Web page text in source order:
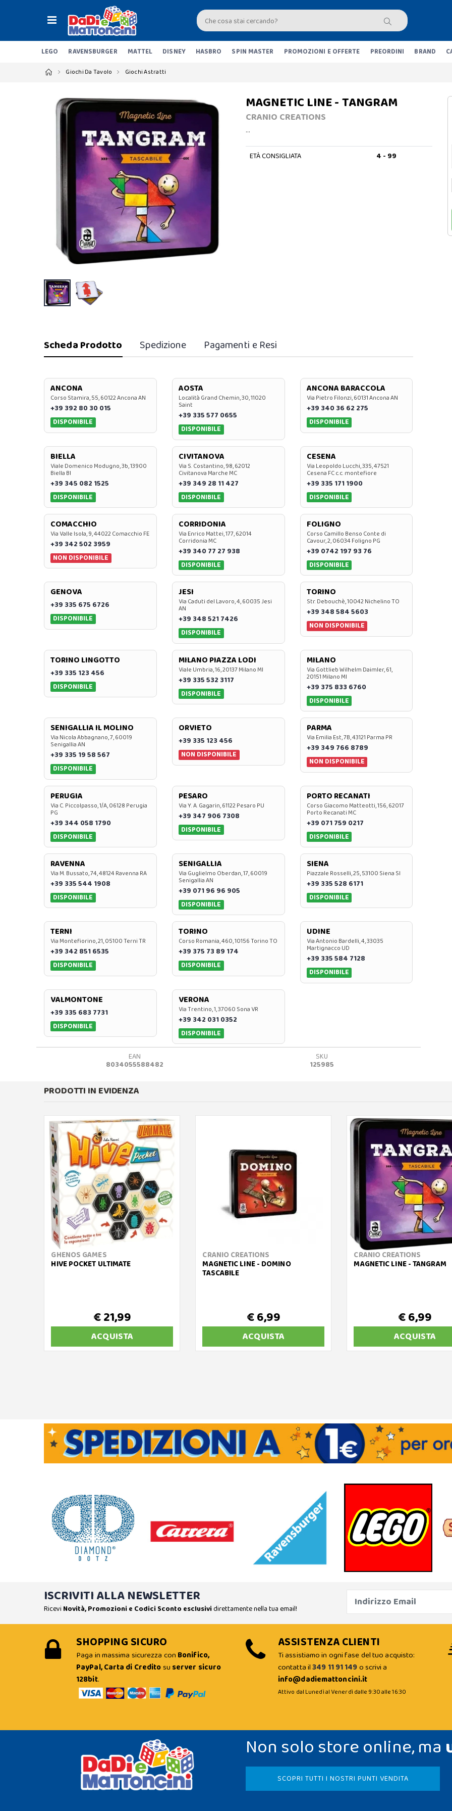
LEGO RAVENSBURGER MATTEL DISNEY HASBRO SPIN MASTER PROMOZIONI E OFFERTE PREORDINI BRAND
Giochi Da Tavolo Giochi Astratti
MAGNETIC LINE - TANGRAM
CRANIO CREATIONS
…
ETÀ CONSIGLIATA 4 - 99
Scheda Prodotto Spedizione Pagamenti e Resi
ANCONA
Corso Stamira, 55, 60122 Ancona AN
+39 392 80 30 015
DISPONIBILE
AOSTA
Località Grand Chemin, 30, 11020
Saint
+39 335 577 0655
DISPONIBILE
ANCONA BARACCOLA
Via Pietro Filonzi, 60131 Ancona AN
+39 340 36 62 275
DISPONIBILE
BIELLA
Viale Domenico Modugno, 3b, 13900
Biella BI
+39 345 082 1525
DISPONIBILE
CIVITANOVA
Via S. Costantino, 98, 62012
Civitanova Marche MC
+39 349 28 11 427
DISPONIBILE
CESENA
Via Leopoldo Lucchi, 335, 47521
Cesena FC c.c. montefiore
+39 335 171 1900
DISPONIBILE
COMACCHIO
Via Valle Isola, 9, 44022 Comacchio FE
+39 342 502 3959
NON DISPONIBILE
CORRIDONIA
Via Enrico Mattei, 177, 62014
Corridonia MC
+39 340 77 27 938
DISPONIBILE
FOLIGNO
Corso Camillo Benso Conte di
Cavour, 2, 06034 Foligno PG
+39 0742 197 93 76
DISPONIBILE
GENOVA
+39 335 675 6726
DISPONIBILE
JESI
Via Caduti del Lavoro, 4, 60035 Jesi
AN
+39 348 521 7426
DISPONIBILE
TORINO
Str. Debouchè, 10042 Nichelino TO
+39 348 584 5603
NON DISPONIBILE
TORINO LINGOTTO
+39 335 123 456
DISPONIBILE
MILANO PIAZZA LODI
Viale Umbria, 16, 20137 Milano MI
+39 335 532 3117
DISPONIBILE
MILANO
Via Gottlieb Wilhelm Daimler, 61,
20151 Milano MI
+39 375 833 6760
DISPONIBILE
SENIGALLIA IL MOLINO
Via Nicola Abbagnano, 7, 60019
Senigallia AN
+39 335 19 58 567
DISPONIBILE
ORVIETO
+39 335 123 456
NON DISPONIBILE
PARMA
Via Emilia Est, 7B, 43121 Parma PR
+39 349 766 8789
NON DISPONIBILE
PERUGIA
Via C. Piccolpasso, 1/A, 06128 Perugia
PG
+39 344 058 1790
DISPONIBILE
PESARO
Via Y. A. Gagarin, 61122 Pesaro PU
+39 347 906 7308
DISPONIBILE
PORTO RECANATI
Corso Giacomo Matteotti, 156, 62017
Porto Recanati MC
+39 071 759 0217
DISPONIBILE
RAVENNA
Via M. Bussato, 74, 48124 Ravenna RA
+39 335 544 1908
DISPONIBILE
SENIGALLIA
Via Guglielmo Oberdan, 17, 60019
Senigallia AN
+39 071 96 96 905
DISPONIBILE
SIENA
Piazzale Rosselli, 25, 53100 Siena SI
+39 335 528 6171
DISPONIBILE
TERNI
Via Montefiorino, 21, 05100 Terni TR
+39 342 851 6535
DISPONIBILE
TORINO
Corso Romania, 460, 10156 Torino TO
+39 375 73 89 174
DISPONIBILE
UDINE
Via Antonio Bardelli, 4, 33035
Martignacco UD
+39 335 584 7128
DISPONIBILE
VALMONTONE
+39 335 683 7731
DISPONIBILE
VERONA
Via Trentino, 1, 37060 Sona VR
+39 342 031 0352
DISPONIBILE
EAN
8034055588482
SKU
125985
PRODOTTI IN EVIDENZA
GHENOS GAMES
HIVE POCKET ULTIMATE
€ 21,99
ACQUISTA
CRANIO CREATIONS
MAGNETIC LINE - DOMINO
TASCABILE
€ 6,99
ACQUISTA
CRANIO CREATIONS
MAGNETIC LINE - TANGRAM
€ 6,99
ACQUISTA
ISCRIVITI ALLA NEWSLETTER
Ricevi Novità, Promozioni e Codici Sconto esclusividirettamente nella tua email!
SHOPPING SICURO
Paga in massima sicurezza con Bonifico,
PayPal, Carta di Creditosu server sicuro
128bit.
ASSISTENZA CLIENTI
Ti assistiamo in ogni fase del tuo acquisto:
contatta il349 11 91 149o scrivi a
info@dadiemattoncini.it
Attivo dal Lunedì al Venerdì dalle 9:30 alle 16:30
Non solo store online, ma
SCOPRI TUTTI I NOSTRI PUNTI VENDITA